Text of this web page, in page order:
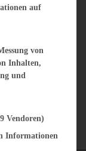
and Consent
auf
von
Inhalten,
und
Vendoren)
Informationen